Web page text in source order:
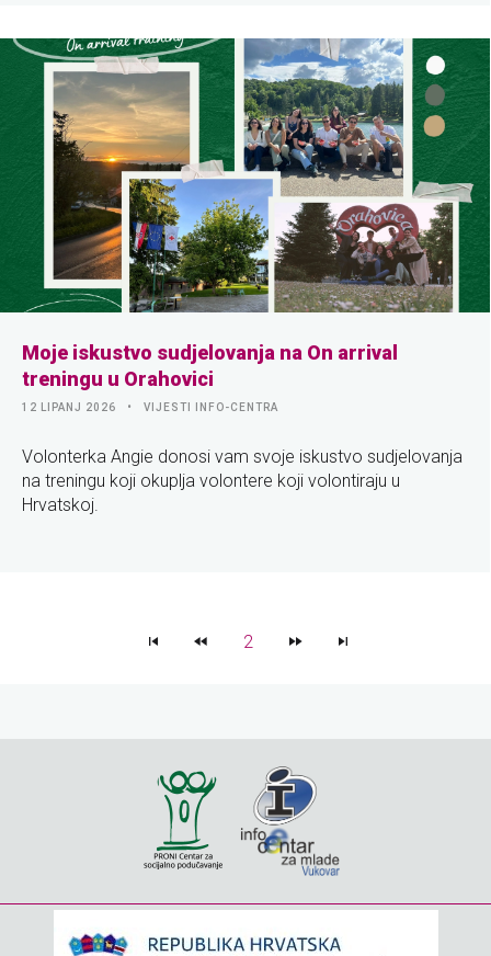
Moje iskustvo sudjelovanja na On arrival
treningu u Orahovici
12 LIPANJ 2026 VIJESTI INFO-CENTRA
Volonterka Angie donosi vam svoje iskustvo sudjelovanja
na treningu koji okuplja volontere koji volontiraju u
Hrvatskoj.
2